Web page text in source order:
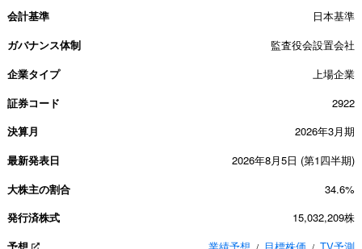
会計基準
日本基準
ガバナンス体制
監査役会設置会社
企業タイプ
上場企業
証券コード
2922
決算月
2026年3月期
最新発表日
2026年8月5日 (第1四半期)
大株主の割合
34.6%
発行済株式
15,032,209株